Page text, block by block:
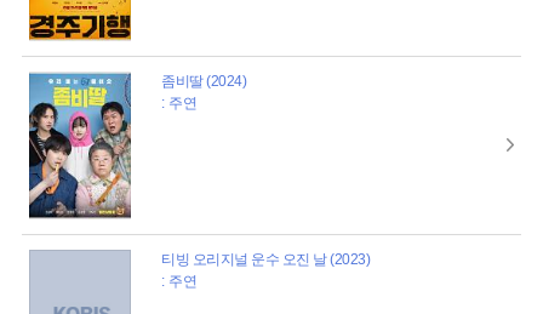
좀비딸 (2024)
: 주연
티빙 오리지널 운수 오진 날 (2023)
: 주연